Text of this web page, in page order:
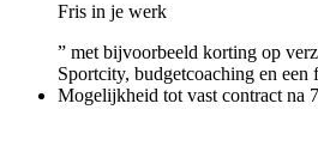
Fris in je werk
” met bijvoorbeeld korting op
Sportcity, budgetcoaching en een
Mogelijkheid tot vast contract na